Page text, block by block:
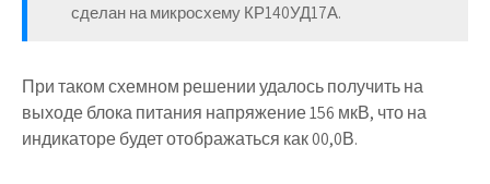
сделан на микросхему КР140УД17А.
При таком схемном решении удалось получить на
выходе блока питания напряжение 156 мкВ, что на
индикаторе будет отображаться как 00,0В.